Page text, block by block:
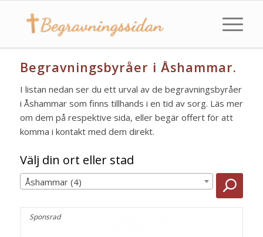
Begravningsbyråer i Åshammar.
I listan nedan ser du ett urval av de begravningsbyråer
i Åshammar som finns tillhands i en tid av sorg. Läs mer
om dem på respektive sida, eller begär offert för att
komma i kontakt med dem direkt.
Välj din ort eller stad
Åshammar (4)
Sponsrad